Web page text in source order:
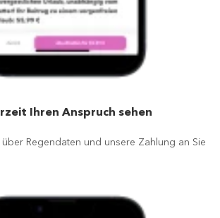
Ihren Anspruch sehen
Regendaten und unsere Zahlung an Sie